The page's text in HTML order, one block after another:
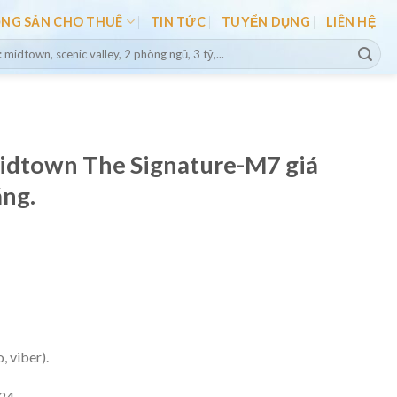
SẢN CHO THUÊ TIN TỨC TUYỂN DỤNG LIÊN HỆ
The Signature-M7 giá
viber).